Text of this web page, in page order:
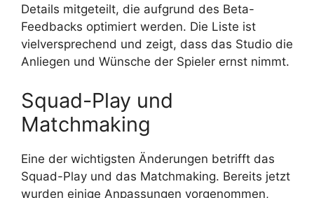
Details mitgeteilt, die aufgrund des Beta-
Feedbacks optimiert werden. Die Liste ist
vielversprechend und zeigt, dass das Studio die
Anliegen und Wünsche der Spieler ernst nimmt.
Squad-Play und
Matchmaking
Eine der wichtigsten Änderungen betrifft das
Squad-Play und das Matchmaking. Bereits jetzt
wurden einige Anpassungen vorgenommen,